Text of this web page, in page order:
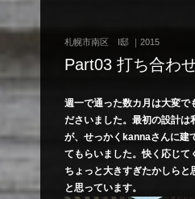
札幌市南区 I邸 ｜2015
Part03 打ち合わ
週一で通った数カ月は大変で
ださいました。最初の設計は
が、せっかくkannaさんに建
てもらいました。快く応じて
ちょっと大きすぎたかしら
と思っています。